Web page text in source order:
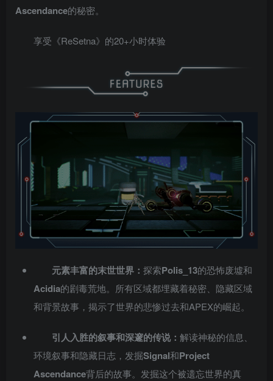
Ascendance的秘密。
享受《ReSetna》的20+小时体验
元素丰富的末世世界： 探索Polis_13的恐怖废墟和
Acidia的剧毒荒地。所有区域都埋藏着秘密、隐藏区域
和背景故事，揭示了世界的悲惨过去和APEX的崛起。
引人入胜的叙事和深邃的传说： 解读神秘的信息、
环境叙事和隐藏日志，发掘Signal和Project
Ascendance背后的故事。发掘这个被遗忘世界的真